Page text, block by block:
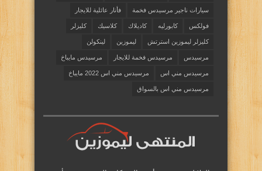
سيارات ناجير مرسيدس فخمة فأنار عائلية للايجار
فولكس كابورليه كاديلاك كلاسيك كليزلر
كليزلر ليموزين استرتش ليموزين لينكولن
مرسيدس مرسيدس فخمة للايجار مرسيدس مايباخ
مرسيدس مني اس مرسيدس مني اس 2022 مايباخ
مرسيدس مني اس بالسواق